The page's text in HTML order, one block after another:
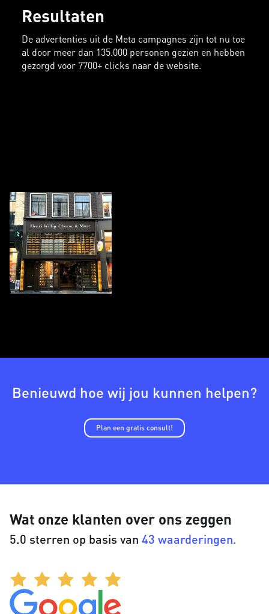
Resultaten
De advertenties uit de Meta campagnes zijn tot nu toe
al door meer dan 135.000 personen gezien en hebben
gezorgd voor 7700+ clicks naar de website.
Benieuwd hoe wij jou kunnen helpen?
Plan een gratis consult!
Wat onze klanten over ons zeggen
5.0 sterren op basis van 43 waarderingen.